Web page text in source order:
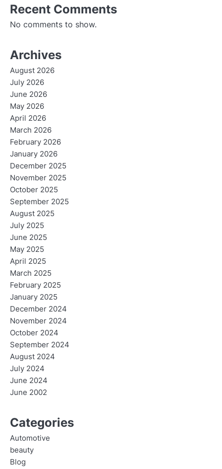
Recent Comments
No comments to show.
Archives
August 2026
July 2026
June 2026
May 2026
April 2026
March 2026
February 2026
January 2026
December 2025
November 2025
October 2025
September 2025
August 2025
July 2025
June 2025
May 2025
April 2025
March 2025
February 2025
January 2025
December 2024
November 2024
October 2024
September 2024
August 2024
July 2024
June 2024
June 2002
Categories
Automotive
beauty
Blog